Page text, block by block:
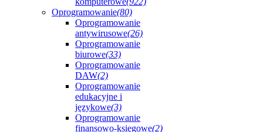
Oprogramowanie(80)
Oprogramowanie
antywirusowe(26)
Oprogramowanie
biurowe(33)
Oprogramowanie
DAW(2)
Oprogramowanie
edukacyjne i
językowe(3)
Oprogramowanie
finansowo-księgowe(2)